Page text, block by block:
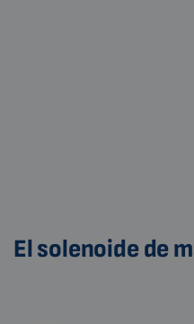
El solenoide de